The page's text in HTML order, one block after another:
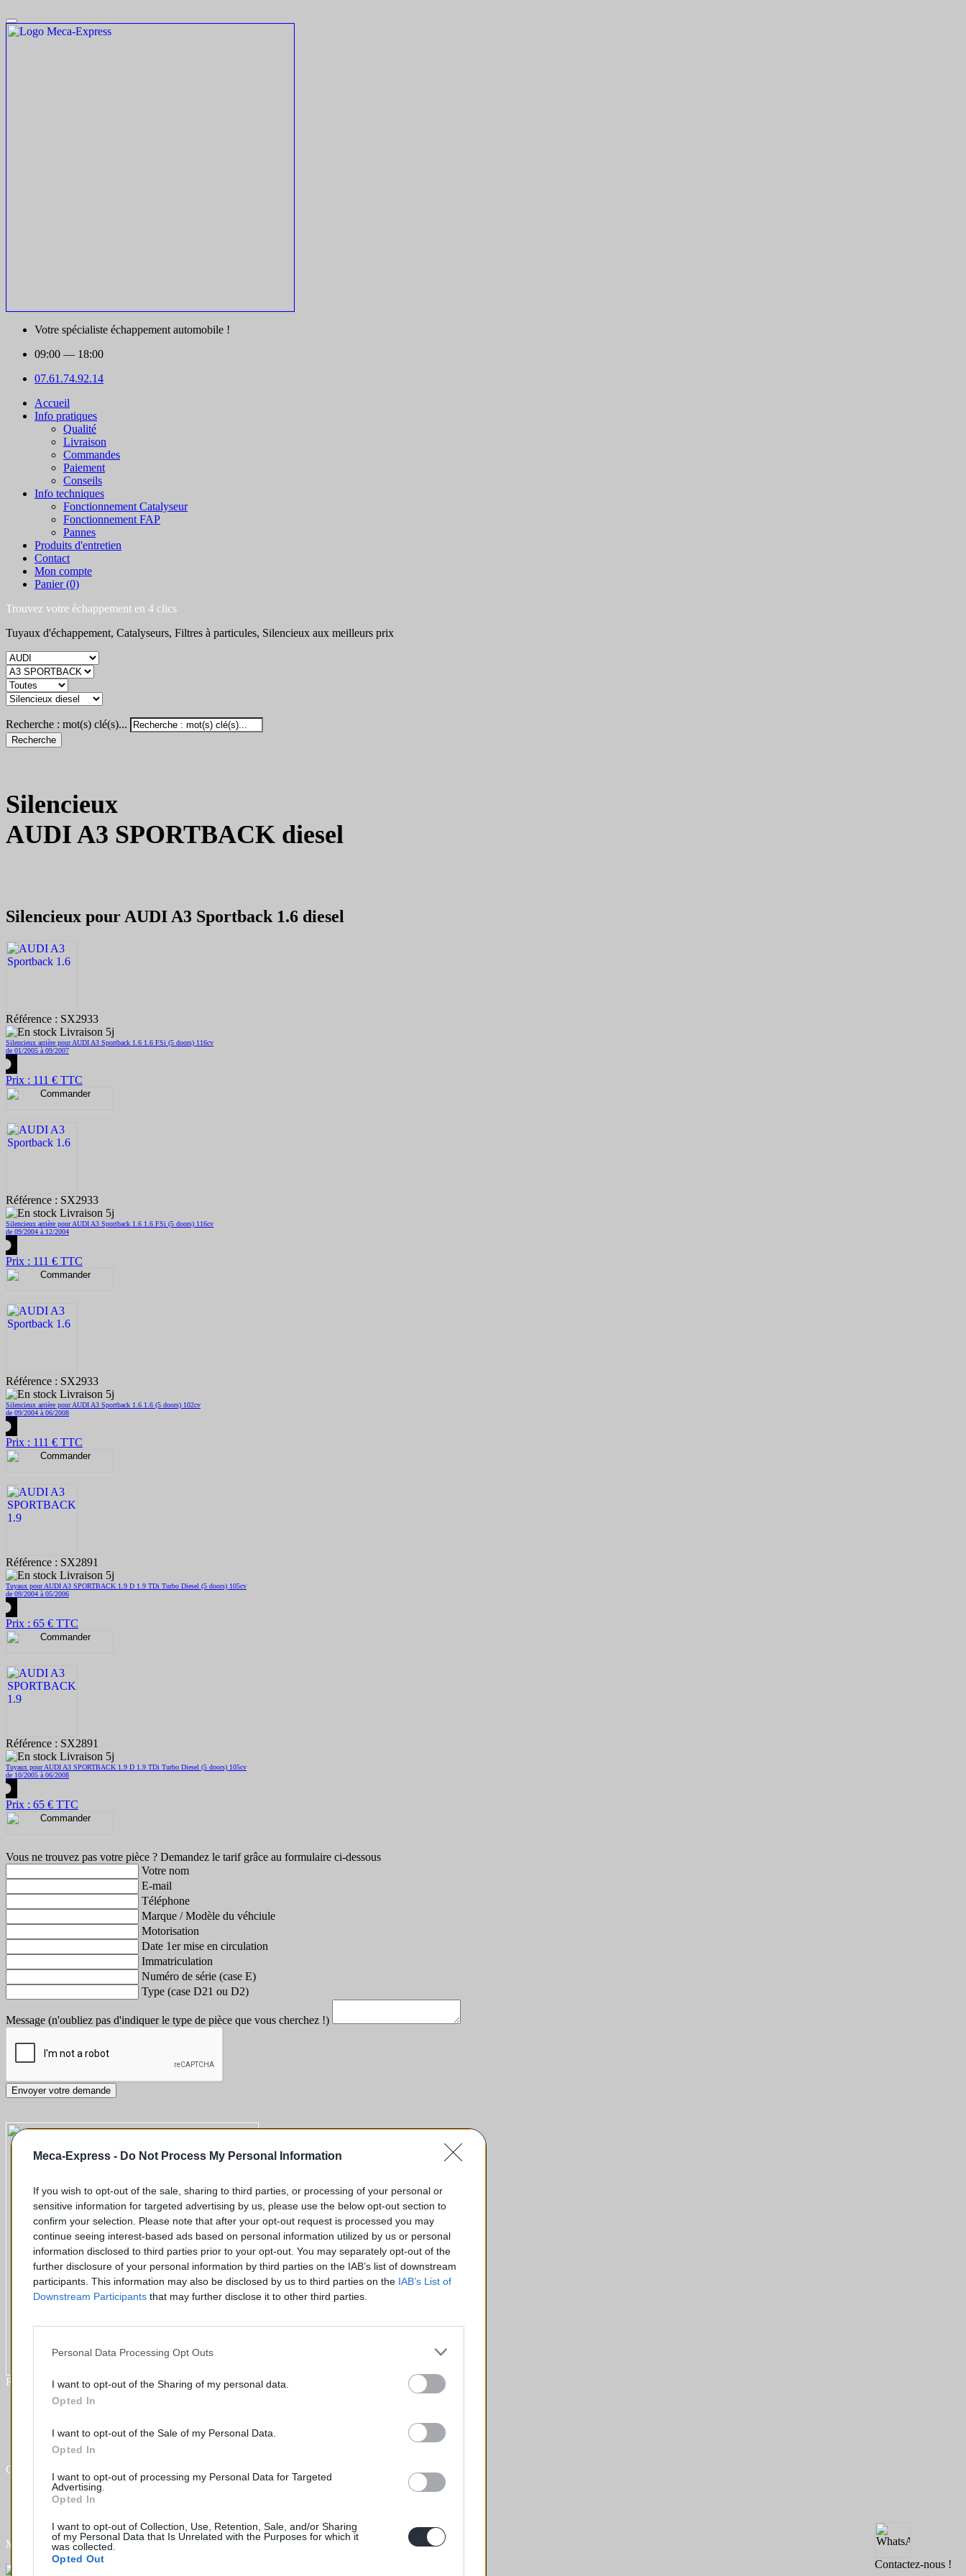
Meca-Express - Do Not Process My Personal Information
If you wish to opt-out of the sale, sharing to third parties, or processing of your personal or
sensitive information for targeted advertising by us, please use the below opt-out section to
confirm your selection. Please note that after your opt-out request is processed you may
continue seeing interest-based ads based on personal information utilized by us or personal
information disclosed to third parties prior to your opt-out. You may separately opt-out of the
further disclosure of your personal information by third parties on the IAB’s list of downstream
participants. This information may also be disclosed by us to third parties on the IAB’s List of
Downstream Participants that may further disclose it to other third parties.
Personal Data Processing Opt Outs
I want to opt-out of the Sharing of my personal data.
Opted In
I want to opt-out of the Sale of my Personal Data.
Opted In
I want to opt-out of processing my Personal Data for Targeted
Advertising.
Opted In
I want to opt-out of Collection, Use, Retention, Sale, and/or Sharing
of my Personal Data that Is Unrelated with the Purposes for which it
was collected.
Opted Out
Votre spécialiste échappement automobile !
09:00 — 18:00
07.61.74.92.14
Accueil
Info pratiques
Qualité
Livraison
Commandes
Paiement
Conseils
Info techniques
Fonctionnement Catalyseur
Fonctionnement FAP
Pannes
Produits d'entretien
Contact
Mon compte
Panier (0)
Contactez-nous !
Trouvez votre échappement en 4 clics
Tuyaux d'échappement, Catalyseurs, Filtres à particules, Silencieux aux meilleurs prix
Recherche : mot(s) clé(s)...
Recherche
Silencieux
AUDI A3 SPORTBACK diesel
Silencieux pour AUDI A3 Sportback 1.6 diesel
Référence : SX2933
Livraison 5j
Silencieux arrière pour AUDI A3 Sportback 1.6 1.6 FSi (5 doors) 116cv
de 01/2005 à 09/2007
Prix : 111 € TTC
Référence : SX2933
Livraison 5j
Silencieux arrière pour AUDI A3 Sportback 1.6 1.6 FSi (5 doors) 116cv
de 09/2004 à 12/2004
Prix : 111 € TTC
Référence : SX2933
Livraison 5j
Silencieux arrière pour AUDI A3 Sportback 1.6 1.6 (5 doors) 102cv
de 09/2004 à 06/2008
Prix : 111 € TTC
Référence : SX2891
Livraison 5j
Tuyaux pour AUDI A3 SPORTBACK 1.9 D 1.9 TDi Turbo Diesel (5 doors) 105cv
de 09/2004 à 05/2006
Prix : 65 € TTC
Référence : SX2891
Livraison 5j
Tuyaux pour AUDI A3 SPORTBACK 1.9 D 1.9 TDi Turbo Diesel (5 doors) 105cv
de 10/2005 à 06/2008
Prix : 65 € TTC
Vous ne trouvez pas votre pièce ? Demandez le tarif grâce au formulaire ci-dessous
Votre nom
E-mail
Téléphone
Marque / Modèle du véhciule
Motorisation
Date 1er mise en circulation
Immatriculation
Numéro de série (case E)
Type (case D21 ou D2)
Message (n'oubliez pas d'indiquer le type de pièce que vous cherchez !)
Envoyer votre demande
Plus d´informations
Qui sommes nous ?
Listing des pièces
Contact
Commande
Mon compte
Livraisons
Modes de paiement